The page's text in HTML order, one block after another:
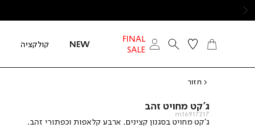
FINAL
SALE
NEW קולקציה
חזור
ג’קט מחויט זהב
m16917217
ג’קט מחויט בסגנון קצינים. ארבע קלאפות וכפתורי זהב.